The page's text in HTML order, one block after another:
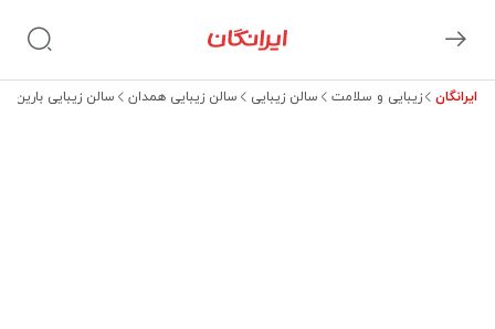
ایرانگان زیبایی و سلامت سالن زیبایی سالن زیبایی همدان سالن زیبایی بارین